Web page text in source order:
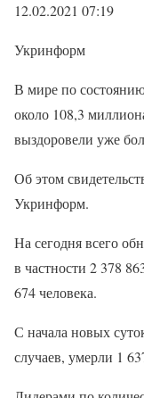
12.02.2021 07:19
Укринформ
В мире по
около 108,3
выздоровели уже
Об этом
Укринформ.
На сегодня всего
в частности 2 378
674 человека.
С начала новых
случаев, умерли 1